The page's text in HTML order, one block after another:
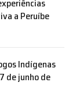
a Peruíbe
Indígenas
de junho de